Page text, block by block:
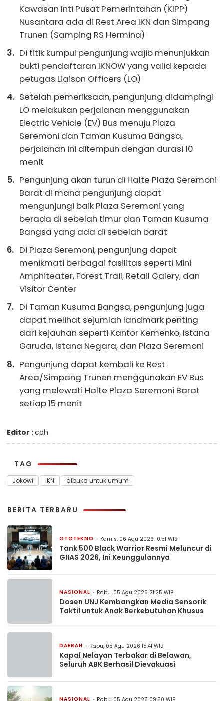
Kawasan Inti Pusat Pemerintahan (KIPP)
Nusantara ada di Rest Area IKN dan Simpang
Trunen (Samping RS Hermina)
Di titik kumpul pengunjung wajib menunjukkan
bukti pendaftaran IKNOW yang valid kepada
petugas Liaison Officers (LO)
Setelah pemeriksaan, pengunjung didampingi
LO melakukan perjalanan menggunakan
Electric Vehicle (EV) Bus menuju Plaza
Seremoni dan Taman Kusuma Bangsa,
perjalanan ini ditempuh dengan durasi 10
menit
Pengunjung akan turun di Halte Plaza Seremoni
Barat di mana pengunjung dapat
mengunjungi baik Plaza Seremoni yang
berada di sebelah timur dan Taman Kusuma
Bangsa yang ada di sebelah barat
Di Plaza Seremoni, pengunjung dapat
menikmati berbagai fasilitas seperti Mini
Amphiteater, Forest Trail, Retail Galery, dan
Visitor Center
Di Taman Kusuma Bangsa, pengunjung juga
dapat melihat sejumlah landmark penting
dari kejauhan seperti Kantor Kemenko, Istana
Garuda, Istana Negara, dan Plaza Seremoni
Pengunjung dapat kembali ke Rest
Area/Simpang Trunen menggunakan EV Bus
yang melewati Halte Plaza Seremoni Barat
setiap 15 menit
Editor :cah
TAG
Jokowi IKN dibuka untuk umum
BERITA TERBARU
OTOTEKNO Kamis, 06 Agu 2026 10:51 WIB
Tank 500 Black Warrior Resmi Meluncur di
GIIAS 2026, Ini Keunggulannya
NASIONAL Rabu, 05 Agu 2026 21:25 WIB
Dosen UNJ Kembangkan Media Sensorik
Taktil untuk Anak Berkebutuhan Khusus
DAERAH Rabu, 05 Agu 2026 15:41 WIB
Kapal Nelayan Terbakar di Belawan,
Seluruh ABK Berhasil Dievakuasi
NASIONAL